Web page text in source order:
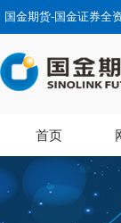
国金期货-国金证券全
首页